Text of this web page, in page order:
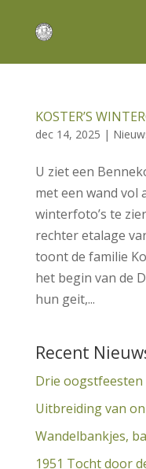
KOSTER’S
dec 14, 2025 |
U ziet een
met een wand vol
winterfoto’s te
rechter etalage
toont de familie
het begin van de
hun geit,...
Recent
Drie
Uitbreiding van
Wandelbankjes,
1951 Tocht door